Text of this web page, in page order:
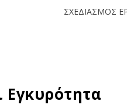
ΣΧΕΔΙΑΣΜΟΣ
Εγκυρότητα